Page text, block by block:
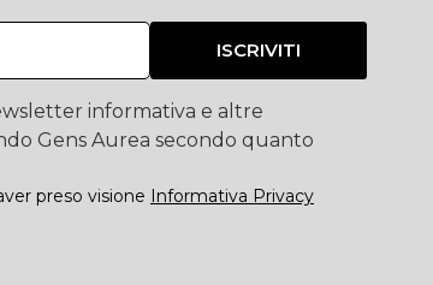
ISCRIVITI
informativa e altre
Gens Aurea secondo quanto
preso visione Informativa Privacy